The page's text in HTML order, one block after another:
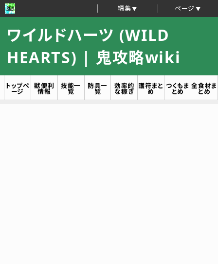
編集 ページ
ワイルドハーツ (WILD
HEARTS) | 鬼攻略wiki
トップペ
ージ
獣便利
情報
技能一
覧
防具一
覧
効率的
な稼ぎ
護符まと
め
つくもま
とめ
全食材ま
とめ